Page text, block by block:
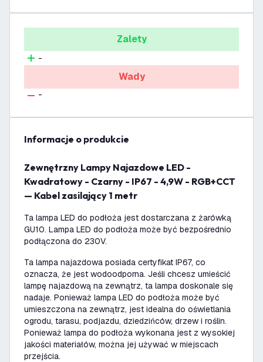
Zalety
-
Wady
-
informacje o produkcie
Zewnętrzny Lampy Najazdowe LED -
Kwadratowy - Czarny - IP67 - 4,9W - RGB+CCT
— Kabel zasilający 1 metr
Ta lampa LED do podłoża jest dostarczana z żarówką
GU10. Lampa LED do podłoża może być bezpośrednio
podłączona do 230V.
Ta lampa najazdowa posiada certyfikat IP67, co
oznacza, że jest wodoodporna. Jeśli chcesz umieścić
lampę najazdową na zewnątrz, ta lampa doskonale się
nadaje. Ponieważ lampa LED do podłoża może być
umieszczona na zewnątrz, jest idealna do oświetlania
ogrodu, tarasu, podjazdu, dziedzińców, drzew i roślin.
Ponieważ lampa do podłoża wykonana jest z wysokiej
jakości materiałów, można jej używać w miejscach
przejścia.